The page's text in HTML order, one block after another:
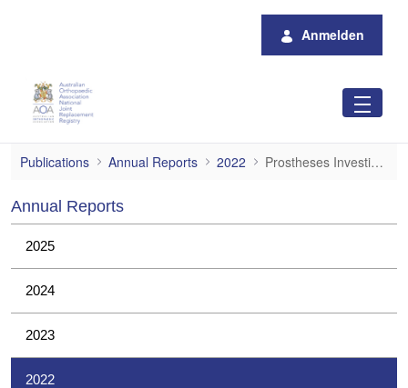
Anmelden
Prostheses Investigations
Publications Annual Reports 2022 Prostheses Investigations
Annual Reports
2025
2024
2023
2022